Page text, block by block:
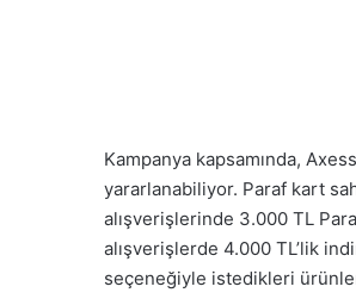
Kampanya kapsamında,
yararlanabiliyor. Paraf kart
alışverişlerinde 3.000 TL
alışverişlerde 4.000 TL’lik
seçeneğiyle istedikleri